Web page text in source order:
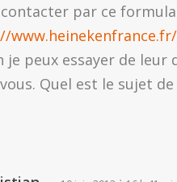
contacter par ce
je peux essayer de
Quel est le sujet